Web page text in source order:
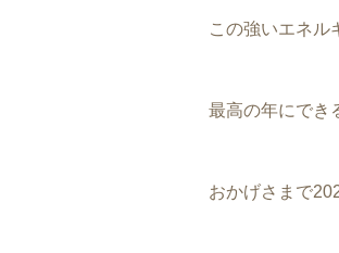
この強いエネル
最高の年にでき
おかげさまで